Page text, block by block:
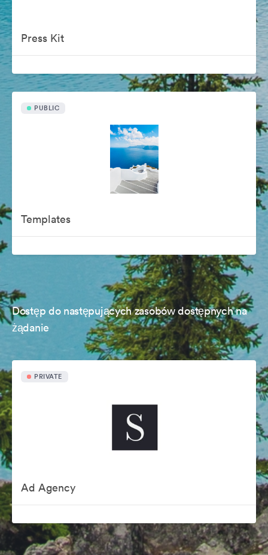
Press Kit
PUBLIC
Templates
Dostęp do następujących zasobów dostępnych na
żądanie
PRIVATE
Ad Agency